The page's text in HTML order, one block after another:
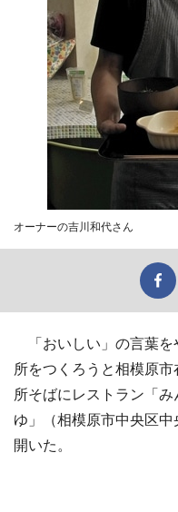
オーナーの吉川和代さん
「おいしい」の言葉を
所をつくろうと相模原
所そばにレストラン「
ゆ」（相模原市中央区
開いた。